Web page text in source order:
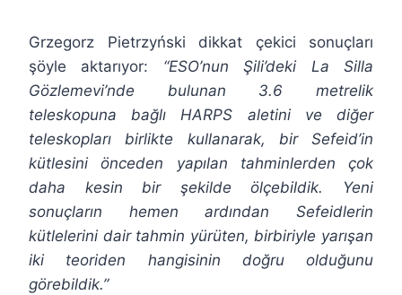
Grzegorz Pietrzyński dikkat çekici sonuçları
şöyle aktarıyor: “ESO’nun Şili’deki La Silla
Gözlemevi’nde bulunan 3.6 metrelik
teleskopuna bağlı HARPS aletini ve diğer
teleskopları birlikte kullanarak, bir Sefeid’in
kütlesini önceden yapılan tahminlerden çok
daha kesin bir şekilde ölçebildik. Yeni
sonuçların hemen ardından Sefeidlerin
kütlelerini dair tahmin yürüten, birbiriyle yarışan
iki teoriden hangisinin doğru olduğunu
görebildik.”